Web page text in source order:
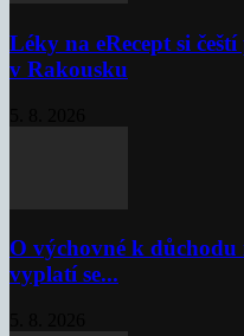
Léky na eRecept si
v Rakousku
O výchovné k
vyplatí se...